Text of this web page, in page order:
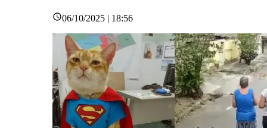
06/10/2025 | 18:56